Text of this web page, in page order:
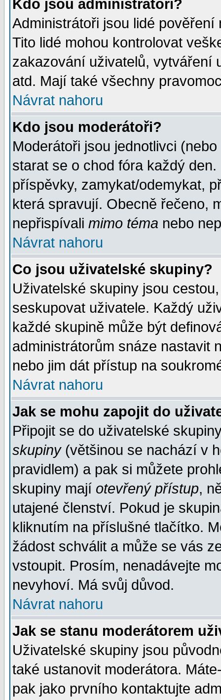
Kdo jsou administrátoři?
Administrátoři jsou lidé
Tito lidé mohou kontrolovat
zakazování uživatelů, vytváření
atd. Mají také všechny
Návrat nahoru
Kdo jsou moderátoři?
Moderátoři jsou jednotlivci
starat se o chod fóra každý
příspěvky, zamykat/odemykat,
která spravují. Obecně řečeno,
nepřispívali mimo téma nebo
Návrat nahoru
Co jsou uživatelské skupiny?
Uživatelské skupiny jsou
seskupovat uživatele. Každý
každé skupině může být
administrátorům snáze nastavit
nebo jim dát přístup na
Návrat nahoru
Jak se mohu zapojit do
Připojit se do uživatelské
skupiny(většinou se nachází v
pravidlem) a pak si můžete
skupiny mají otevřený přístup,
utajené členství. Pokud je
kliknutím na příslušné tlačítko.
žádost schválit a může se vás
vstoupit. Prosím, nenadávejte
nevyhoví. Má svůj důvod.
Návrat nahoru
Jak se stanu moderátorem
Uživatelské skupiny jsou
také ustanovit moderátora.
pak jako prvního kontaktujte